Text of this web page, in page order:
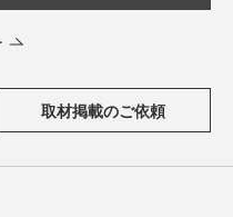
取材掲載のご依頼